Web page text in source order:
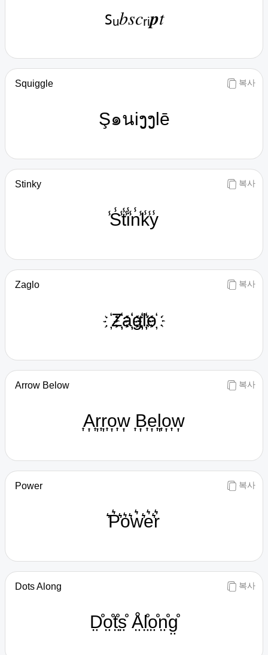
ꜱᵤ𝑏𝑠𝑐ᵣᵢ𝒑𝑡
복사
Squiggle
Ş๑นiງງlē
복사
Stinky
̾S̾̾t̾̾i̾̾n̾̾k̾̾y̾
복사
Zaglo
҉Z҉҉a҉҉g҉҉l҉҉o҉
복사
Arrow Below
͎A͎͎r͎͎r͎͎o͎͎w͎ ͎B͎͎e͎͎l͎͎o͎͎w͎
복사
Power
͛P͛͛o͛͛w͛͛e͛͛r͛
복사
Dots Along
D̤̊o̤̊t̤̊s̤̊ Å̤l̤̊o̤̊n̤̊g̤̊